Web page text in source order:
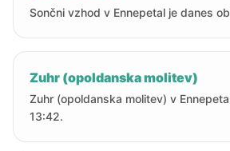
Sončni vzhod v Ennepetal je danes
Zuhr (opoldanska molitev)
Zuhr (opoldanska molitev) v
13:42.